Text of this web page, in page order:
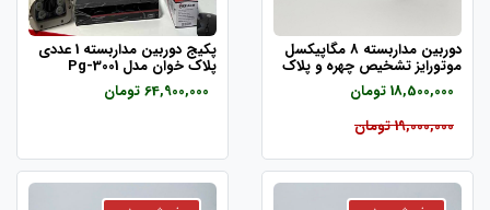
دوربین مداربسته 8 مگاپیکسل
موتورایز تشخیص چهره و پلاک
خوان zo-8254
18,500,000 تومان
19,000,000 تومان
پکیج دوربین مداربسته 1 عددی
پلاک خوان مدل Pg-3001
64,900,000 تومان